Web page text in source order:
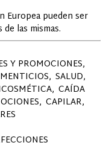
Europea pueden ser
las mismas.
Y PROMOCIONES
SALUD
CAÍDA
CAPILAR